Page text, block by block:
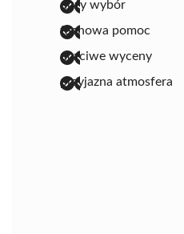
duży wybór
fachowa pomoc
uczciwe wyceny
przyjazna atmosfera